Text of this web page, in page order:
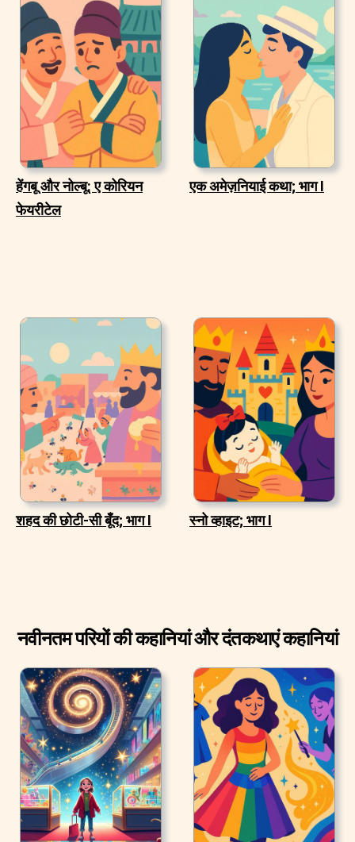
हेंगबू और नोल्बू: ए कोरियन
फेयरीटेल
एक अमेज़नियाई कथा; भाग I
शहद की छोटी-सी बूँद; भाग I स्नो व्हाइट; भाग I
नवीनतम परियों की कहानियां और दंतकथाएं कहानियां